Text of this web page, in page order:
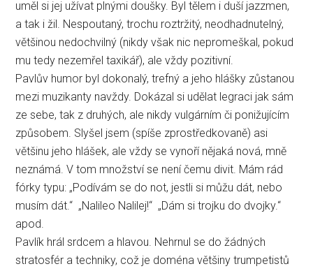
uměl si jej užívat plnými doušky. Byl tělem i duší jazzmen,
a tak i žil. Nespoutaný, trochu roztržitý, neodhadnutelný,
většinou nedochvilný (nikdy však nic nepromeškal, pokud
mu tedy nezemřel taxikář), ale vždy pozitivní.
Pavlův humor byl dokonalý, trefný a jeho hlášky zůstanou
mezi muzikanty navždy. Dokázal si udělat legraci jak sám
ze sebe, tak z druhých, ale nikdy vulgárním či ponižujícím
způsobem. Slyšel jsem (spíše zprostředkovaně) asi
většinu jeho hlášek, ale vždy se vynoří nějaká nová, mně
neznámá. V tom množství se není čemu divit. Mám rád
fórky typu: „Podívám se do not, jestli si můžu dát, nebo
musím dát.“ „Nalileo Nalilej!“ „Dám si trojku do dvojky.“
apod.
Pavlík hrál srdcem a hlavou. Nehrnul se do žádných
stratosfér a techniky, což je doména většiny trumpetistů